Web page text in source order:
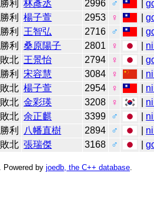
勝利 林彥丞 2996 ♂ |
勝利 楊子萱 2953 ♀ |
勝利 王智弘 2716 ♂ |
勝利 桑原陽子 2801 ♀
敗北 王景怡 2794 ♀ |
勝利 宋容慧 3084 ♀
敗北 楊子萱 2954 ♀
敗北 金彩瑛 3208 ♀
敗北 余正麒 3399 ♂
勝利 八幡直樹 2894 ♂
敗北 張瑞傑 3168 ♂ |
. Powered by joedb, the C++ database